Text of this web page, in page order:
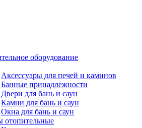
оборудование
Аксессуары для печей и каминов
Банные принадлежности
Двери для бань и саун
Камни для бань и саун
Окна для бань и саун
отопительные